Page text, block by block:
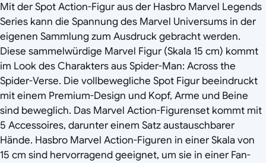
Mit der Spot Action-Figur aus der Hasbro Marvel Legends
Series kann die Spannung des Marvel Universums in der
eigenen Sammlung zum Ausdruck gebracht werden.
Diese sammelwürdige Marvel Figur (Skala 15 cm) kommt
im Look des Charakters aus Spider-Man: Across the
Spider-Verse. Die vollbewegliche Spot Figur beeindruckt
mit einem Premium-Design und Kopf, Arme und Beine
sind beweglich. Das Marvel Action-Figurenset kommt mit
5 Accessoires, darunter einem Satz austauschbarer
Hände. Hasbro Marvel Action-Figuren in einer Skala von
15 cm sind hervorragend geeignet, um sie in einer Fan-